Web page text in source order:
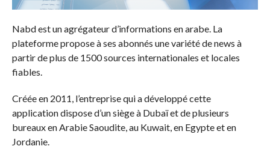
Nabd est un agrégateur d’informations en arabe. La
plateforme propose à ses abonnés une variété de news à
partir de plus de 1500 sources internationales et locales
fiables.
Créée en 2011, l’entreprise qui a développé cette
application dispose d’un siège à Dubaï et de plusieurs
bureaux en Arabie Saoudite, au Kuwait, en Egypte et en
Jordanie.